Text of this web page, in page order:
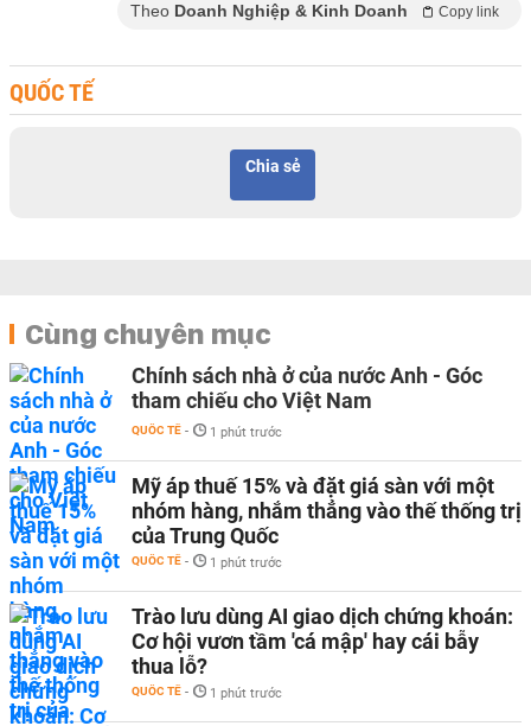
Theo Doanh Nghiệp & Kinh Doanh Copy link
QUỐC TẾ
Chia sẻ
Cùng chuyên mục
Chính sách nhà ở của nước Anh - Góc
tham chiếu cho Việt Nam
QUỐC TẾ - 1 phút trước
Mỹ áp thuế 15% và đặt giá sàn với một
nhóm hàng, nhắm thẳng vào thế thống trị
của Trung Quốc
QUỐC TẾ - 1 phút trước
Trào lưu dùng AI giao dịch chứng khoán:
Cơ hội vươn tầm 'cá mập' hay cái bẫy
thua lỗ?
QUỐC TẾ - 1 phút trước